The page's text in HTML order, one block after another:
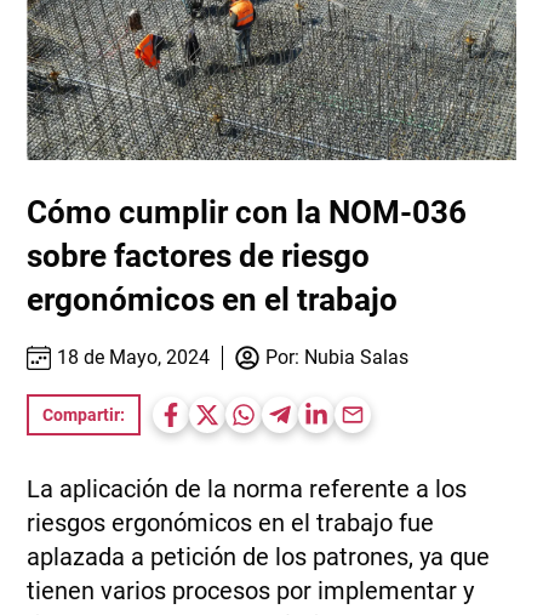
Cómo cumplir con la NOM-036
sobre factores de riesgo
ergonómicos en el trabajo
18 de Mayo, 2024 Por: Nubia Salas
Compartir:
La aplicación de la norma referente a los
riesgos ergonómicos en el trabajo fue
aplazada a petición de los patrones, ya que
tienen varios procesos por implementar y